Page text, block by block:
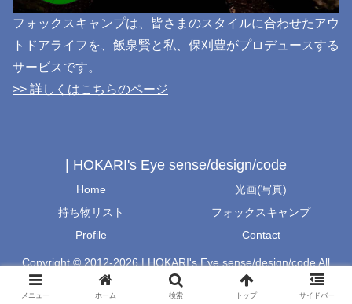
フォックスキャンプは、皆さまのスタイルに合わせたアウ
トドアライフを、飯泉賢と私、保刈豊がプロデュースする
サービスです。
>> 詳しくはこちらのページ
| HOKARI's Eye sense/design/code
Home
光画(写真)
持ち物リスト
フォックスキャンプ
Profile
Contact
Copyright © 2012-2026 | HOKARI's Eye sense/design/code All
Rights Reserved.
メニュー ホーム 検索 トップ サイドバー